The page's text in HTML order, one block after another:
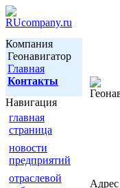
Компания
Геонавигатор
Главная
Контакты
Навигация
главная
страница
новости
предприятий
отраслевой
Адрес